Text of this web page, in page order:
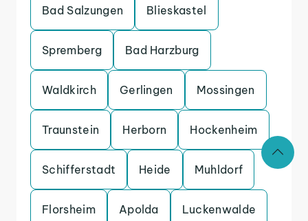
Bad Salzungen Blieskastel
Spremberg Bad Harzburg
Waldkirch Gerlingen Mossingen
Traunstein Herborn Hockenheim
Schifferstadt Heide Muhldorf
Florsheim Apolda Luckenwalde